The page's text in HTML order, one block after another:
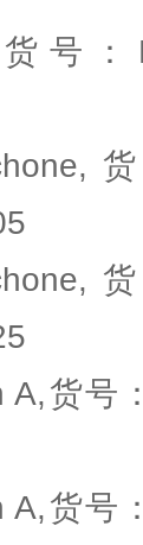
号：
A,货号
A,货号